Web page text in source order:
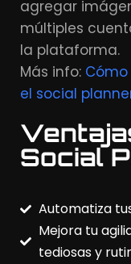
agregar
múltiples
la plataforma.
Más info:
el social
Social
Automatiza
Mejora tu
tediosas y